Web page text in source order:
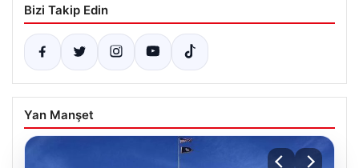
Bizi Takip Edin
Yan Manşet